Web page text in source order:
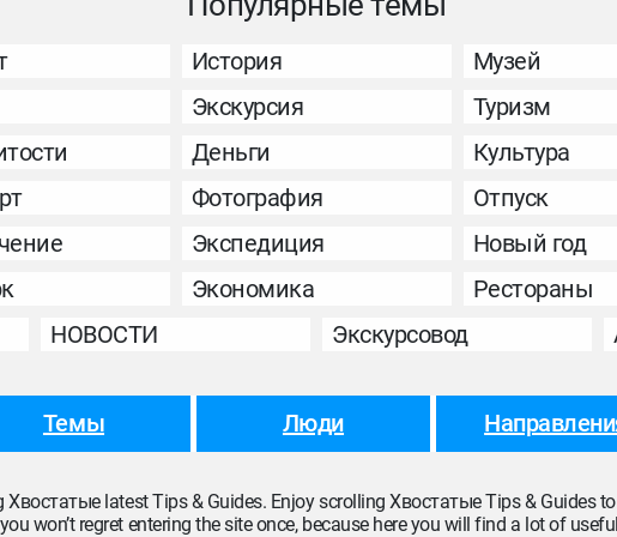
История Музей
Экскурсия Туризм
Деньги Культура
Фотография Отпуск
Экспедиция Новый год
Экономика Рестораны
НОВОСТИ Экскурсовод
Темы Люди
latest Tips & Guides. Enjoy scrolling Хвостатые Tips & Guides
won’t regret entering the site once, because here you will find a lot of